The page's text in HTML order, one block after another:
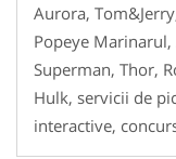
Aurora,
Popeye
Superman, Thor,
Hulk, servicii de
interactive,